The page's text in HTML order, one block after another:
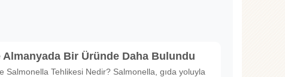
Almanyada Bir Üründe Daha Bulundu
Salmonella Tehlikesi Nedir? Salmonella, gıda yoluyla